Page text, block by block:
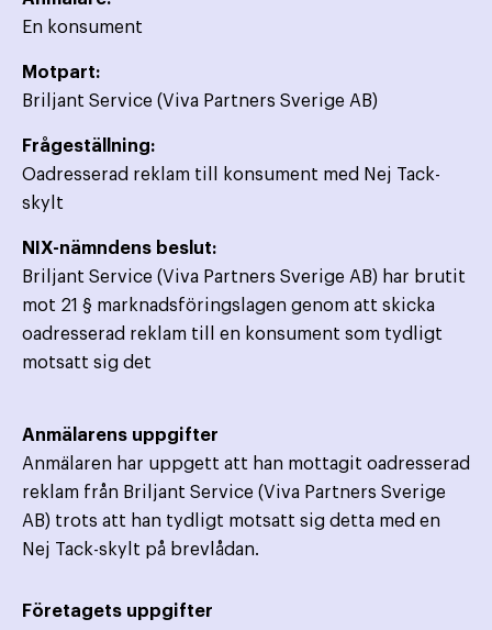
En konsument
Motpart:
Briljant Service (Viva Partners Sverige AB)
Frågeställning:
Oadresserad reklam till konsument med Nej Tack-
skylt
NIX-nämndens beslut:
Briljant Service (Viva Partners Sverige AB) har brutit
mot 21 § marknadsföringslagen genom att skicka
oadresserad reklam till en konsument som tydligt
motsatt sig det
Anmälarens uppgifter
Anmälaren har uppgett att han mottagit oadresserad
reklam från Briljant Service (Viva Partners Sverige
AB) trots att han tydligt motsatt sig detta med en
Nej Tack-skylt på brevlådan.
Företagets uppgifter